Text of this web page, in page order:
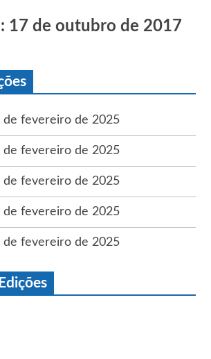
17 de outubro de 2017
de fevereiro de 2025
de fevereiro de 2025
de fevereiro de 2025
de fevereiro de 2025
de fevereiro de 2025